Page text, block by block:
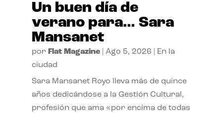
Un buen día de
verano para… Sara
Mansanet
por Flat Magazine| Ago 5, 2026
En la
ciudad
Sara Mansanet Royo lleva más de quince
años dedicándose a la Gestión Cultural,
profesión que ama «por encima de todas